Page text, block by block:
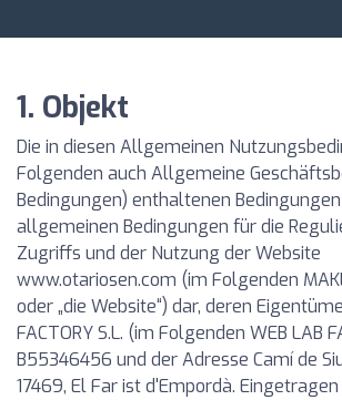
1. Objekt
Die in diesen Allgemeinen
Folgenden auch Allgemeine
Bedingungen) enthaltenen
allgemeinen Bedingungen für die
Zugriffs und der Nutzung der Website
www.otariosen.com (im Folgenden
oder „die Website“) dar, deren
FACTORY S.L. (im Folgenden WEB LAB
B55346456 und der Adresse Camí de
17469, El Far ist d'Empordà.